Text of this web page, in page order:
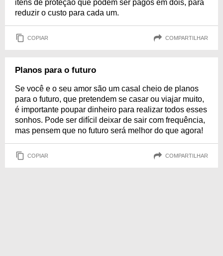
itens de proteção que podem ser pagos em dois, para
reduzir o custo para cada um.
COPIAR COMPARTILHAR
Planos para o futuro
Se você e o seu amor são um casal cheio de planos
para o futuro, que pretendem se casar ou viajar muito,
é importante poupar dinheiro para realizar todos esses
sonhos. Pode ser difícil deixar de sair com frequência,
mas pensem que no futuro será melhor do que agora!
COPIAR COMPARTILHAR